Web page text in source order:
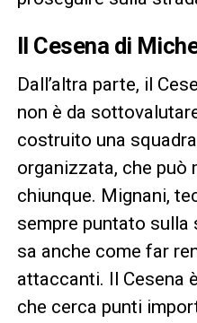
Il Cesena di
Dall’altra parte, il
non è da
costruito una
organizzata, che
chiunque. Mignani,
sempre puntato sulla
sa anche come far
attaccanti. Il Cesena
che cerca punti